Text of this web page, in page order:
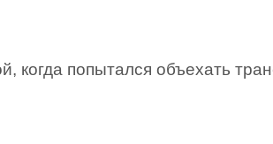
когда попытался объехать